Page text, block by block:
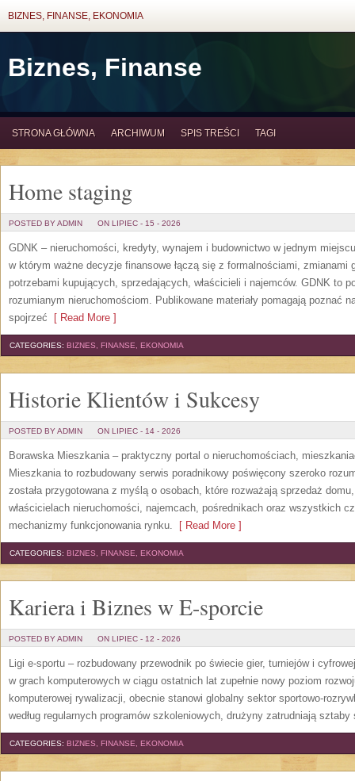
BIZNES, FINANSE, EKONOMIA
Biznes, Finanse
STRONA GŁÓWNA ARCHIWUM SPIS TREŚCI TAGI
Home staging
POSTED BY ADMIN ON LIPIEC - 15 - 2026
GDNK – nieruchomości, kredyty, wynajem i budownictwo w jednym
w którym ważne decyzje finansowe łączą się z formalnościami, zmianami
potrzebami kupujących, sprzedających, właścicieli i najemców. GDNK to
rozumianym nieruchomościom. Publikowane materiały pomagają poznać
spojrzeć [ Read More ]
CATEGORIES: BIZNES, FINANSE, EKONOMIA
Historie Klientów i Sukcesy
POSTED BY ADMIN ON LIPIEC - 14 - 2026
Borawska Mieszkania – praktyczny portal o nieruchomościach,
Mieszkania to rozbudowany serwis poradnikowy poświęcony szeroko
została przygotowana z myślą o osobach, które rozważają sprzedaż
właścicielach nieruchomości, najemcach, pośrednikach oraz wszystkich
mechanizmy funkcjonowania rynku. [ Read More ]
CATEGORIES: BIZNES, FINANSE, EKONOMIA
Kariera i Biznes w E-sporcie
POSTED BY ADMIN ON LIPIEC - 12 - 2026
Ligi e-sportu – rozbudowany przewodnik po świecie gier, turniejów i
w grach komputerowych w ciągu ostatnich lat zupełnie nowy poziom
komputerowej rywalizacji, obecnie stanowi globalny sektor sportowo-
według regularnych programów szkoleniowych, drużyny zatrudniają sztaby
CATEGORIES: BIZNES, FINANSE, EKONOMIA